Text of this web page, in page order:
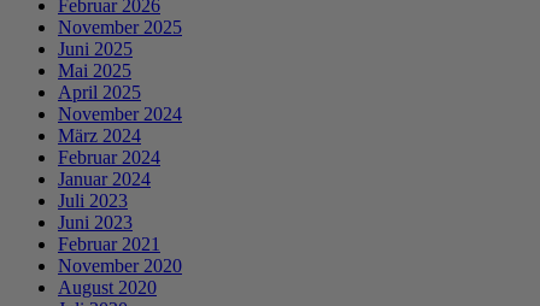
Februar 2026
November 2025
Juni 2025
Mai 2025
April 2025
November 2024
März 2024
Februar 2024
Januar 2024
Juli 2023
Juni 2023
Februar 2021
November 2020
August 2020